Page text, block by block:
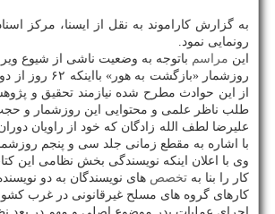
به گزارش کاراموند به نقل از ایسنا، مرکز
رونمایی نمود.
این مراسم باتوجه به وضعیت ناشی از شیوع
روزشمار
از این حوادث مطرح شده نیازمند تحقیق و
طلب ناظر علمی و محتوایی این روزشمار و حجت
با اشاره به مقطع زمانی جلد سی و پنجم روزشمار جنگ ایران و عراق اظهار داشت: این کتاب از ۱۵
وی با اعلان اینکه نویسندگی بخش نظامی این
کار را بنا بهتخصص های نویسندگان به دو
کارهای گروه های مسلح غیرقانونی در غرب
اجرای عملیات بدر موضوع اصلی و مهم در بعد